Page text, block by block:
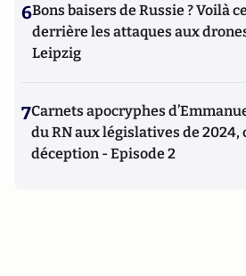
6Bons baisers de Russie ? Voilà
derrière les attaques aux
Leipzig
7Carnets apocryphes
du RN aux législatives de 2024,
déception - Episode 2